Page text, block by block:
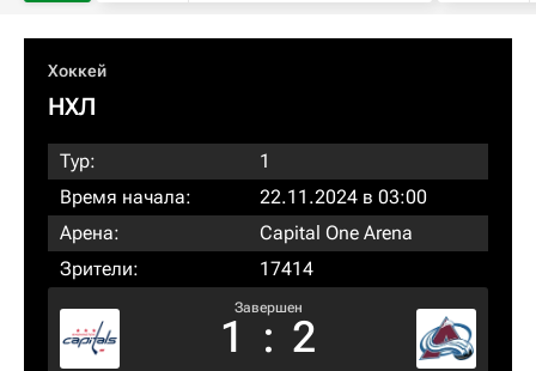
Хоккей
НХЛ
Тур:
1
Время начала:
22.11.2024 в 03:00
Арена:
Capital One Arena
Зрители:
17414
Завершен
1 : 2